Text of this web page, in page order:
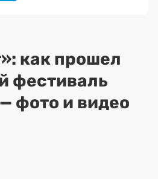
как прошел
фестиваль
фото и видео